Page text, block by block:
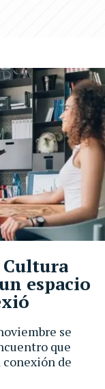
se
que
de
Cultura
espacio